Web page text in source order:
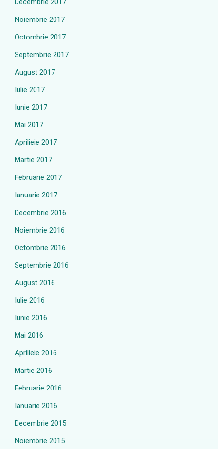
Decembrie 2017
Noiembrie 2017
Octombrie 2017
Septembrie 2017
August 2017
Iulie 2017
Iunie 2017
Mai 2017
Aprilieie 2017
Martie 2017
Februarie 2017
Ianuarie 2017
Decembrie 2016
Noiembrie 2016
Octombrie 2016
Septembrie 2016
August 2016
Iulie 2016
Iunie 2016
Mai 2016
Aprilieie 2016
Martie 2016
Februarie 2016
Ianuarie 2016
Decembrie 2015
Noiembrie 2015